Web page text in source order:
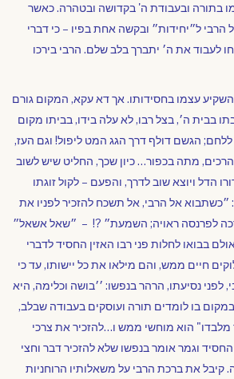
בתורה ובעבודת ה' בקדושה ובטהרה. כאשר
ל״יחידות״ ובקשה אחת בפיו – כי דברי
לעבוד את ה׳ יתברך בלב שלם. הרבי בירכו
עצמו בחסידותו. אך דא עקא, המקום גורם
בבית ה׳, בצל רבו, לא עלה בידו, בביתו מקום
ללחם; הגשם דולף דרך הגג המט ליפול! וגם העז,
מתה בכפור… כיון שכך, החליט שיש לשוב
הדל ויוצא שוב לדרך, והפעם – לקול זוגתו
״כשתבוא אל הרבי, אל תשכח להזכיר לפניו את
לפרנסה ראויה; השמעת״ ?! – ״שאל אשאל״
בבואו לחלות פני רבו האזין החסיד לדברי
חיים ממש, והם מילאו את כל יישותו, עד כי
לפני נסיעתו, הרהר בנפשו: ׳׳בושה וכלימה, היא
בו לומדים תורה ועוסקים בעבודה שבלב,
הוא מוחשי ממש ו…להזכיר את צרכי
וגמר אומר בנפשו שלא להזכיר דבר וחצי
קיבל את ברכת הרבי על משאלותיו הרוחניות